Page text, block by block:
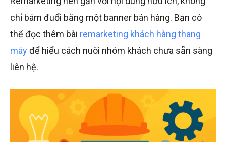
chỉ bám đuổi bằng một banner bán hàng. Bạn có
thể đọc thêm bài remarketing khách hàng thang
máyđể hiểu cách nuôi nhóm khách chưa sẵn sàng
liên hệ.